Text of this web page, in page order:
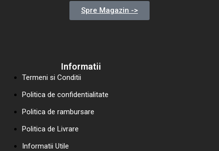
Spre Magazin ->
Informatii
Termeni si Conditii
Politica de confidentialitate
Politica de rambursare
Politica de Livrare
Informatii Utile